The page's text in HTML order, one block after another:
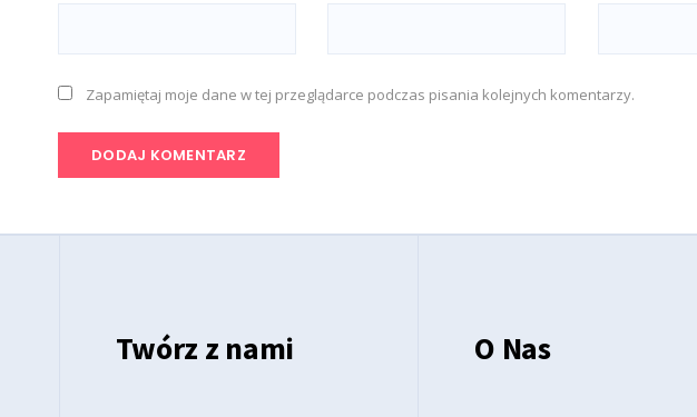
Zapamiętaj moje dane w tej przeglądarce podczas pisania kolejnych komentarzy.
Twórz z nami O Nas